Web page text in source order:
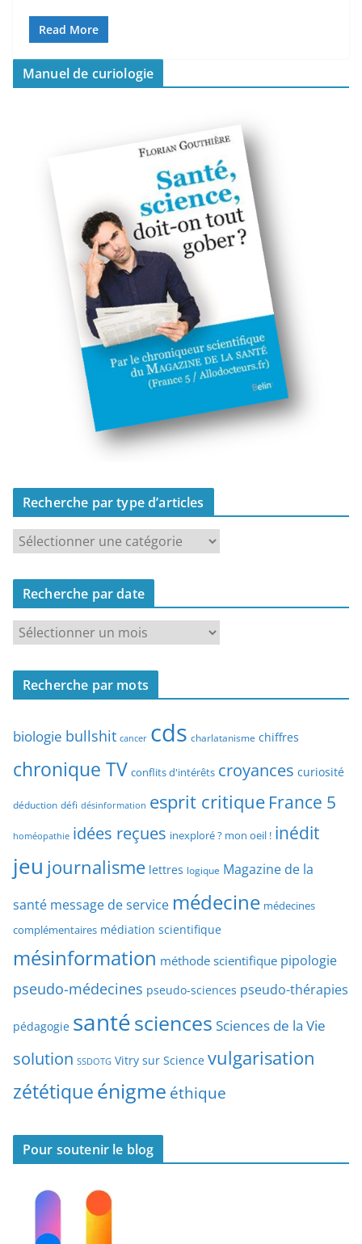
Read More
Manuel de curiologie
Recherche par type d’articles
e
c
e
e
a
t
y
e
d
’
a
i
l
e
Recherche par date
e
c
r
h
p
a
t
e
Recherche par mots
biologie bullshit cancer cds charlatanisme chiffres
chronique TV conflits d'intérêts croyances curiosité
déduction défi désinformation esprit critique France 5
homéopathie idées reçues inexploré ? mon oeil ! inédit
jeu journalisme lettres logique Magazine de la
santé message de service médecine médecines
complémentaires médiation scientifique
mésinformation méthode scientifique pipologie
pseudo-médecines pseudo-sciences pseudo-thérapies
pédagogie santésciences Sciences de la Vie
solution SSDOTG Vitry sur Science vulgarisation
zététiqueénigme éthique
Pour soutenir le blog